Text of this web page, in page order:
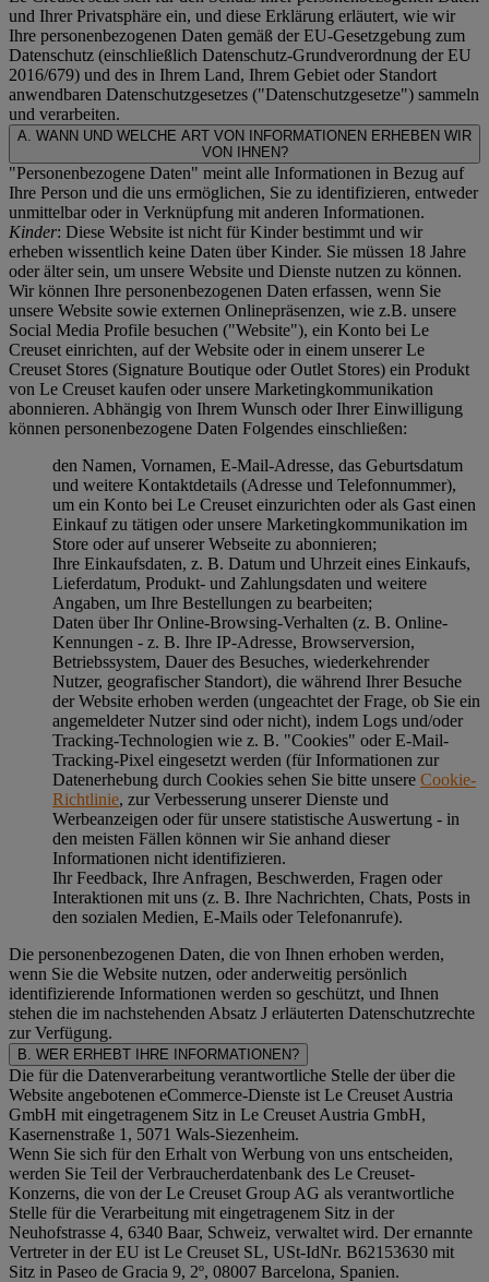
und Ihrer Privatsphäre ein, und diese Erklärung erläutert, wie wir
Ihre personenbezogenen Daten gemäß der EU-Gesetzgebung zum
Datenschutz (einschließlich Datenschutz-Grundverordnung der EU
2016/679) und des in Ihrem Land, Ihrem Gebiet oder Standort
anwendbaren Datenschutzgesetzes ("Datenschutzgesetze") sammeln
und verarbeiten.
A. WANN UND WELCHE ART VON INFORMATIONEN ERHEBEN WIR
VON IHNEN?
"Personenbezogene Daten" meint alle Informationen in Bezug auf
Ihre Person und die uns ermöglichen, Sie zu identifizieren, entweder
unmittelbar oder in Verknüpfung mit anderen Informationen.
Kinder: Diese Website ist nicht für Kinder bestimmt und wir
erheben wissentlich keine Daten über Kinder. Sie müssen 18 Jahre
oder älter sein, um unsere Website und Dienste nutzen zu können.
Wir können Ihre personenbezogenen Daten erfassen, wenn Sie
unsere Website sowie externen Onlinepräsenzen, wie z.B. unsere
Social Media Profile besuchen ("Website"), ein Konto bei Le
Creuset einrichten, auf der Website oder in einem unserer Le
Creuset Stores (Signature Boutique oder Outlet Stores) ein Produkt
von Le Creuset kaufen oder unsere Marketingkommunikation
abonnieren. Abhängig von Ihrem Wunsch oder Ihrer Einwilligung
können personenbezogene Daten Folgendes einschließen:
den Namen, Vornamen, E-Mail-Adresse, das Geburtsdatum
und weitere Kontaktdetails (Adresse und Telefonnummer),
um ein Konto bei Le Creuset einzurichten oder als Gast einen
Einkauf zu tätigen oder unsere Marketingkommunikation im
Store oder auf unserer Webseite zu abonnieren;
Ihre Einkaufsdaten, z. B. Datum und Uhrzeit eines Einkaufs,
Lieferdatum, Produkt- und Zahlungsdaten und weitere
Angaben, um Ihre Bestellungen zu bearbeiten;
Daten über Ihr Online-Browsing-Verhalten (z. B. Online-
Kennungen - z. B. Ihre IP-Adresse, Browserversion,
Betriebssystem, Dauer des Besuches, wiederkehrender
Nutzer, geografischer Standort), die während Ihrer Besuche
der Website erhoben werden (ungeachtet der Frage, ob Sie ein
angemeldeter Nutzer sind oder nicht), indem Logs und/oder
Tracking-Technologien wie z. B. "Cookies" oder E-Mail-
Tracking-Pixel eingesetzt werden (für Informationen zur
Datenerhebung durch Cookies sehen Sie bitte unsere Cookie-
Richtlinie, zur Verbesserung unserer Dienste und
Werbeanzeigen oder für unsere statistische Auswertung - in
den meisten Fällen können wir Sie anhand dieser
Informationen nicht identifizieren.
Ihr Feedback, Ihre Anfragen, Beschwerden, Fragen oder
Interaktionen mit uns (z. B. Ihre Nachrichten, Chats, Posts in
den sozialen Medien, E-Mails oder Telefonanrufe).
Die personenbezogenen Daten, die von Ihnen erhoben werden,
wenn Sie die Website nutzen, oder anderweitig persönlich
identifizierende Informationen werden so geschützt, und Ihnen
stehen die im nachstehenden Absatz J erläuterten Datenschutzrechte
zur Verfügung.
B. WER ERHEBT IHRE INFORMATIONEN?
Die für die Datenverarbeitung verantwortliche Stelle der über die
Website angebotenen eCommerce-Dienste ist Le Creuset Austria
GmbH mit eingetragenem Sitz in Le Creuset Austria GmbH,
Kasernenstraße 1, 5071 Wals-Siezenheim.
Wenn Sie sich für den Erhalt von Werbung von uns entscheiden,
werden Sie Teil der Verbraucherdatenbank des Le Creuset-
Konzerns, die von der Le Creuset Group AG als verantwortliche
Stelle für die Verarbeitung mit eingetragenem Sitz in der
Neuhofstrasse 4, 6340 Baar, Schweiz, verwaltet wird. Der ernannte
Vertreter in der EU ist Le Creuset SL, USt-IdNr. B62153630 mit
Sitz in Paseo de Gracia 9, 2º, 08007 Barcelona, Spanien.